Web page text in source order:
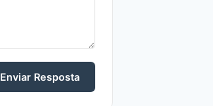
Enviar Resposta